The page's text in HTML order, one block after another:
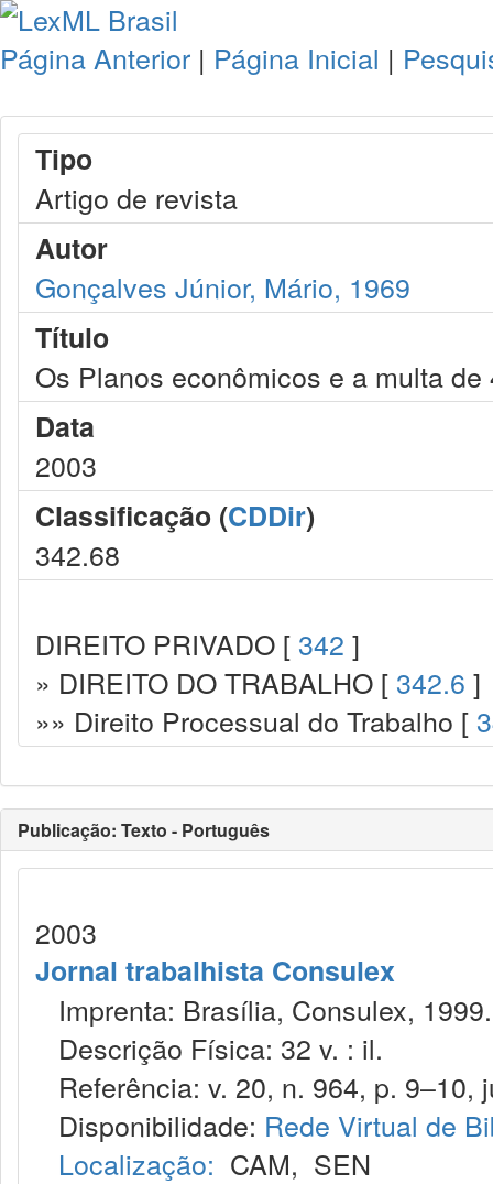
Página Anterior | Página Inicial |
Tipo
Artigo de revista
Autor
Gonçalves Júnior, Mário, 1969
Título
Os Planos econômicos e a multa de
Data
2003
Classificação (CDDir)
342.68
DIREITO PRIVADO [ 342 ]
» DIREITO DO TRABALHO [ 342.6 ]
»» Direito Processual do Trabalho [
Publicação: Texto - Português
2003
Jornal trabalhista Consulex
Imprenta: Brasília, Consulex, 1999.
Descrição Física: 32 v. : il.
Referência: v. 20, n. 964, p. 9–10,
Disponibilidade: Rede Virtual de
Localização: CAM, SEN